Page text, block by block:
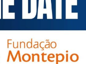
Reabilitação de